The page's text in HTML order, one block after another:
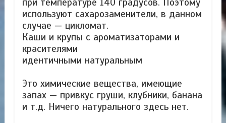
при температуре 140 градусов. Поэтому
используют сахарозаменители, в данном
случае — цикломат.
Каши и крупы с ароматизаторами и
красителями
идентичными натуральным
Это химические вещества, имеющие
запах — привкус груши, клубники, банана
и т.д. Ничего натурального здесь нет.